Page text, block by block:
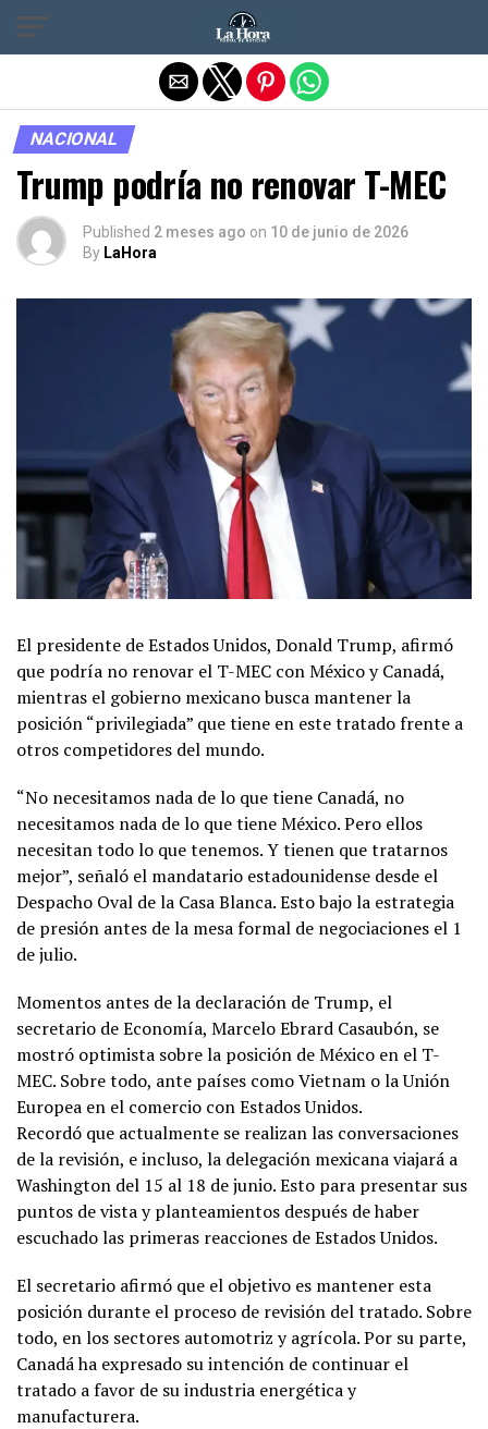
NACIONAL
Trump podría no renovar T-MEC
Published 2 meses ago on 10 de junio de 2026
By LaHora
El presidente de Estados Unidos, Donald Trump, afirmó
que podría no renovar el T-MEC con México y Canadá,
mientras el gobierno mexicano busca mantener la
posición “privilegiada” que tiene en este tratado frente a
otros competidores del mundo.
“No necesitamos nada de lo que tiene Canadá, no
necesitamos nada de lo que tiene México. Pero ellos
necesitan todo lo que tenemos. Y tienen que tratarnos
mejor”, señaló el mandatario estadounidense desde el
Despacho Oval de la Casa Blanca. Esto bajo la estrategia
de presión antes de la mesa formal de negociaciones el 1
de julio.
Momentos antes de la declaración de Trump, el
secretario de Economía, Marcelo Ebrard Casaubón, se
mostró optimista sobre la posición de México en el T-
MEC. Sobre todo, ante países como Vietnam o la Unión
Europea en el comercio con Estados Unidos.
Recordó que actualmente se realizan las conversaciones
de la revisión, e incluso, la delegación mexicana viajará a
Washington del 15 al 18 de junio. Esto para presentar sus
puntos de vista y planteamientos después de haber
escuchado las primeras reacciones de Estados Unidos.
El secretario afirmó que el objetivo es mantener esta
posición durante el proceso de revisión del tratado. Sobre
todo, en los sectores automotriz y agrícola. Por su parte,
Canadá ha expresado su intención de continuar el
tratado a favor de su industria energética y
manufacturera.
Salir de la versión móvil